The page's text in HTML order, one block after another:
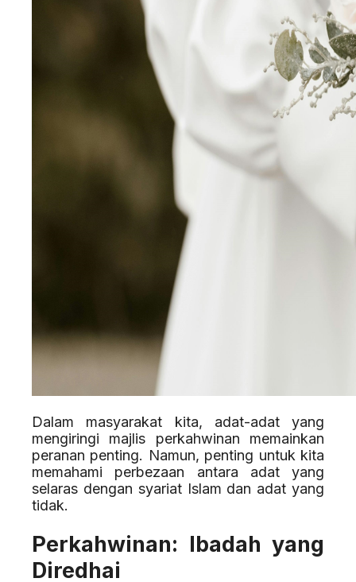
Dalam masyarakat kita, adat-adat yang
mengiringi majlis perkahwinan memainkan
peranan penting. Namun, penting untuk kita
memahami perbezaan antara adat yang
selaras dengan syariat Islam dan adat yang
tidak.
Perkahwinan: Ibadah yang
Diredhai